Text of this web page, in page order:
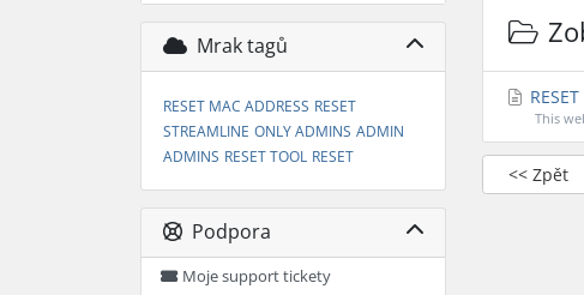
Mrak tagů
RESET MAC ADDRESS RESET
STREAMLINE ONLY ADMINS ADMIN
ADMINS RESET TOOL RESET
Podpora
Moje support tickety
This
<< Zpět